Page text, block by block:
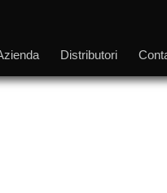
Distributori